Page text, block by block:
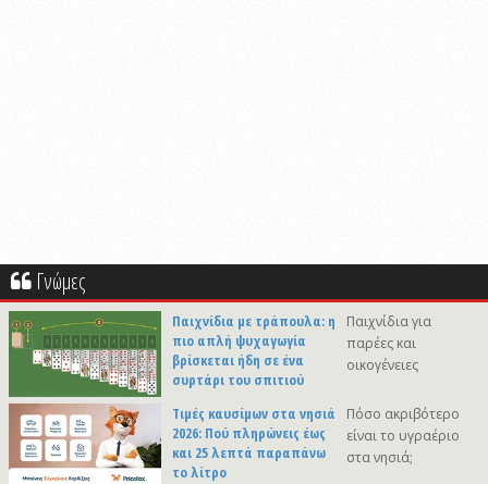
Γνώμες
Παιχνίδια με τράπουλα: η
πιο απλή ψυχαγωγία
βρίσκεται ήδη σε ένα
συρτάρι του σπιτιού
Παιχνίδια για
παρέες και
οικογένειες
Τιμές καυσίμων στα νησιά
2026: Πού πληρώνεις έως
και 25 λεπτά παραπάνω
το λίτρο
Πόσο ακριβότερο
είναι το υγραέριο
στα νησιά;